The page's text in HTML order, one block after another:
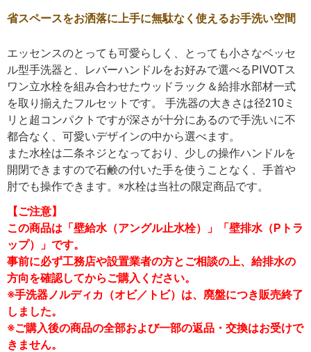
省スペースをお洒落に上手に無駄なく使えるお手洗い空間
エッセンスのとっても可愛らしく、とっても小さなベッセ
ル型手洗器と、レバーハンドルをお好みで選べるPIVOTス
ワン立水栓を組み合わせたウッドラック＆給排水部材一式
を取り揃えたフルセットです。 手洗器の大きさは径210ミ
リと超コンパクトですが深さが十分にあるので手洗いに不
都合なく、可愛いデザインの中から選べます。
また水栓は二条ネジとなっており、少しの操作ハンドルを
開閉できますので石鹸の付いた手を使うことなく、手首や
肘でも操作できます。※水栓は当社の限定商品です。
【ご注意】
この商品は「壁給水（アングル止水栓）」「壁排水（Pトラ
ップ）」です。
事前に必ず工務店や設置業者の方とご相談の上、給排水の
方向を確認してからご購入ください。
※手洗器ノルディカ（オビ／トビ）は、廃盤につき販売終了
しました。
※ご購入後の商品の全部および一部の返品・交換はお受けで
きません。